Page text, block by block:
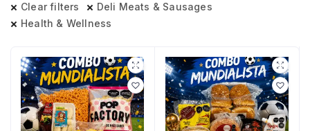
Clear filters
Deli Meats & Sausages
Health & Wellness